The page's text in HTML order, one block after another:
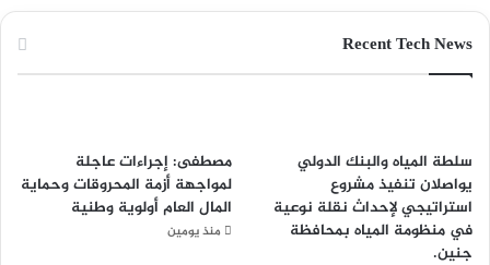
Recent Tech News
سلطة المياه والبنك الدولي
يواصلان تنفيذ مشروع
استراتيجي لإحداث نقلة نوعية
في منظومة المياه بمحافظة
جنين.
مصطفى: إجراءات عاجلة
لمواجهة أزمة المحروقات وحماية
المال العام أولوية وطنية
منذ يومين